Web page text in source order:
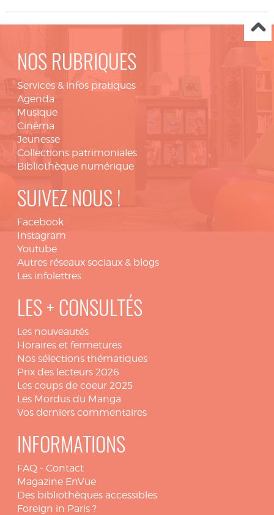
NOS RUBRIQUES
Services & infos pratiques
Agenda
Musique
Cinéma
Jeunesse
Collections patrimoniales
Bibliothèque numérique
SUIVEZ NOUS !
Facebook
Instagram
Youtube
Autres réseaux sociaux & blogs
Les infolettres
LES + CONSULTÉS
Les nouveautés
Horaires et fermetures
Nos sélections thématiques
Prix des lecteurs 2026
Les coups de coeur 2025
Les Mordus du Manga
Vos derniers commentaires
INFORMATIONS
FAQ - Contact
Magazine EnVue
Des bibliothèques accessibles
Foreign in Paris ?